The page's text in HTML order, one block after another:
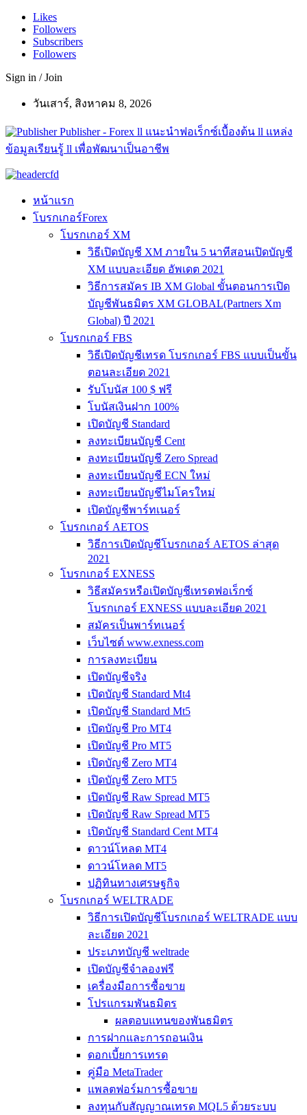
Likes
Followers
Subscribers
Followers
Sign in / Join
วันเสาร์, สิงหาคม 8, 2026
Publisher - Forex ll แนะนำฟอเร็กซ์เบื้องต้น ll แหล่ง
ข้อมูลเรียนรู้ ll เพื่อพัฒนาเป็นอาชีพ
หน้าแรก
โบรกเกอร์Forex
โบรกเกอร์ XM
วิธีเปิดบัญชี XM ภายใน 5 นาทีสอนเปิดบัญชี
XM แบบละเอียด อัพเดต 2021
วิธีการสมัคร IB XM Global ขั้นตอนการเปิด
บัญชีพันธมิตร XM GLOBAL(Partners Xm
Global) ปี 2021
โบรกเกอร์ FBS
วิธีเปิดบัญชีเทรด โบรกเกอร์ FBS แบบเป็นขั้น
ตอนละเอียด 2021
รับโบนัส 100 $ ฟรี
โบนัสเงินฝาก 100%
เปิดบัญชี Standard
ลงทะเบียนบัญชี Cent
ลงทะเบียนบัญชี Zero Spread
ลงทะเบียนบัญชี ECN ใหม่
ลงทะเบียนบัญชีไมโครใหม่
เปิดบัญชีพาร์ทเนอร์
โบรกเกอร์ AETOS
วิธีการเปิดบัญชีโบรกเกอร์ AETOS ล่าสุด
2021
โบรกเกอร์ EXNESS
วิธีสมัครหรือเปิดบัญชีเทรดฟอเร็กซ์
โบรกเกอร์ EXNESS แบบละเอียด 2021
สมัครเป็นพาร์ทเนอร์
เว็บไซต์ www.exness.com
การลงทะเบียน
เปิดบัญชีจริง
เปิดบัญชี Standard Mt4
เปิดบัญชี Standard Mt5
เปิดบัญชี Pro MT4
เปิดบัญชี Pro MT5
เปิดบัญชี Zero MT4
เปิดบัญชี Zero MT5
เปิดบัญชี Raw Spread MT5
เปิดบัญชี Raw Spread MT5
เปิดบัญชี Standard Cent MT4
ดาวน์โหลด MT4
ดาวน์โหลด MT5
ปฏิทินทางเศรษฐกิจ
โบรกเกอร์ WELTRADE
วิธีการเปิดบัญชีโบรกเกอร์ WELTRADE แบบ
ละเอียด 2021
ประเภทบัญชี weltrade
เปิดบัญชีจำลองฟรี
เครื่องมือการซื้อขาย
โปรแกรมพันธมิตร
ผลตอบแทนของพันธมิตร
การฝากและการถอนเงิน
ดอกเบี้ยการเทรด
คู่มือ MetaTrader
แพลตฟอร์มการซื้อขาย
ลงทุนกับสัญญาณเทรด MQL5 ด้วยระบบ